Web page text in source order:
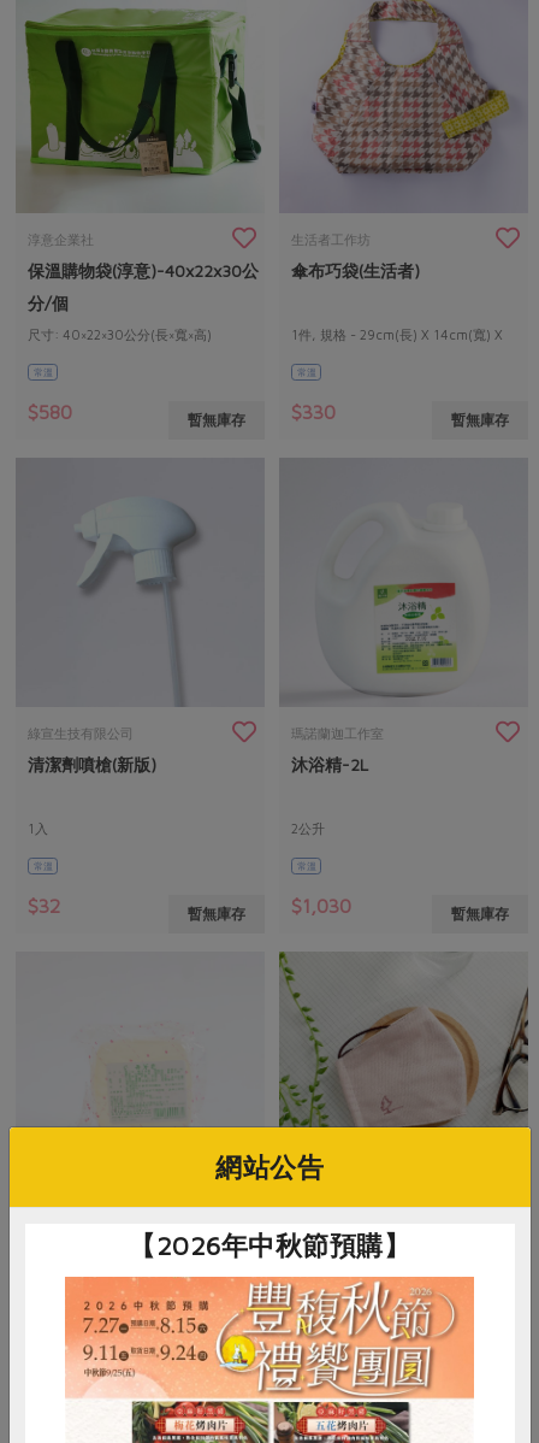
淳意企業社
保溫購物袋(淳意)-40x22x30公
分/個
尺寸: 40×22×30公分(長×寬×高)
常溫
$580 暫無庫存
生活者工作坊
傘布巧袋(生活者)
1件, 規格 - 29cm(長) X 14cm(寬) X
20cm(高)
常溫
$330 暫無庫存
綠宣生技有限公司
清潔劑噴槍(新版)
1入
常溫
$32 暫無庫存
瑪諾蘭迦工作室
沐浴精-2L
2公升
常溫
$1,030 暫無庫存
暫無庫存
有機棉口罩(粉)(知蓮)-L/個
尺寸: 27cm x 13 cm / 數量: 1個
常溫
$115 暫無庫存
網站公告
【2026年中秋節預購】